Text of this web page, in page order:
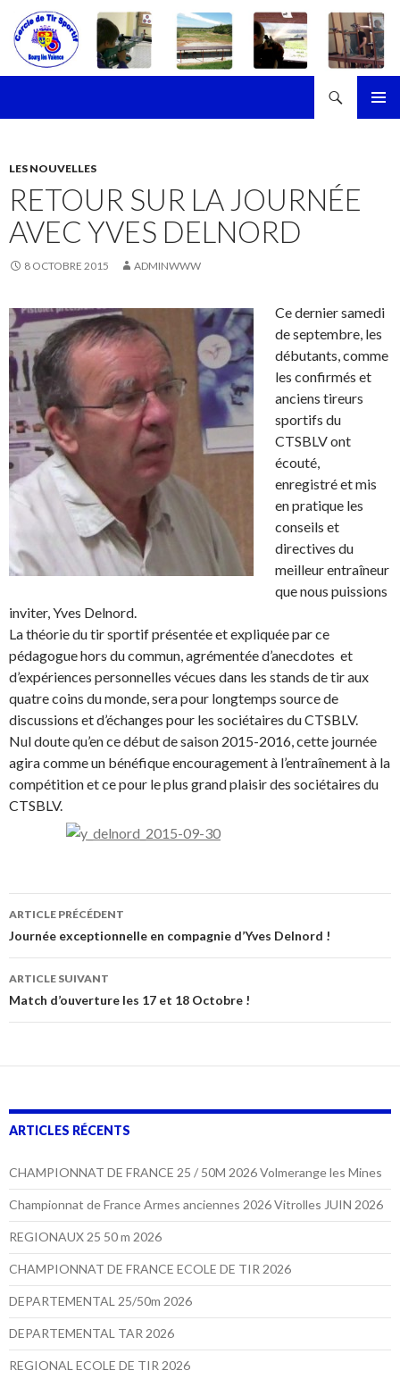
LES NOUVELLES
RETOUR SUR LA JOURNÉE
AVEC YVES DELNORD
8 OCTOBRE 2015 ADMINWWW
Ce dernier samedi
de septembre, les
débutants, comme
les confirmés et
anciens tireurs
sportifs du
CTSBLV ont
écouté,
enregistré et mis
en pratique les
conseils et
directives du
meilleur entraîneur
que nous puissions
inviter, Yves Delnord.
La théorie du tir sportif présentée et expliquée par ce
pédagogue hors du commun, agrémentée d’anecdotes et
d’expériences personnelles vécues dans les stands de tir aux
quatre coins du monde, sera pour longtemps source de
discussions et d’échanges pour les sociétaires du CTSBLV.
Nul doute qu’en ce début de saison 2015-2016, cette journée
agira comme un bénéfique encouragement à l’entraînement à la
compétition et ce pour le plus grand plaisir des sociétaires du
CTSBLV.
Navigation
des
articles
ARTICLE PRÉCÉDENT
Journée exceptionnelle en compagnie d’Yves Delnord !
ARTICLE SUIVANT
Match d’ouverture les 17 et 18 Octobre !
ARTICLES RÉCENTS
CHAMPIONNAT DE FRANCE 25 / 50M 2026 Volmerange les Mines
Championnat de France Armes anciennes 2026 Vitrolles JUIN 2026
REGIONAUX 25 50 m 2026
CHAMPIONNAT DE FRANCE ECOLE DE TIR 2026
DEPARTEMENTAL 25/50m 2026
DEPARTEMENTAL TAR 2026
REGIONAL ECOLE DE TIR 2026